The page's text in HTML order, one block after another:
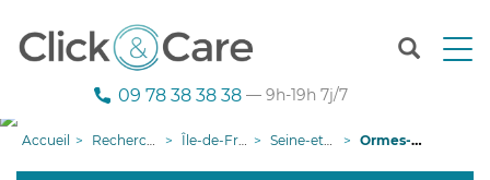
T
09 78 38 38 38 — 9h-19h 7j/7
Accueil Recherche aide à domicile Île-de-France Seine-et-Marne Ormes-sur-Voulzie